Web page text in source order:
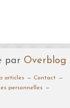
par Overblog
articles
Contact
personnelles